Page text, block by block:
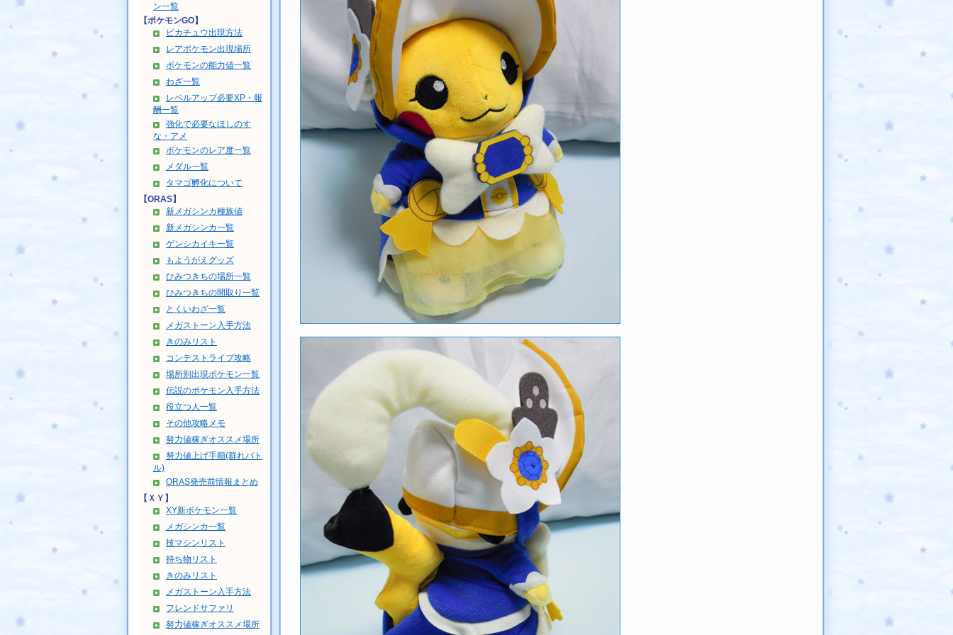
ン一覧
【ポケモンGO】
ピカチュウ出現方法
レアポケモン出現場所
ポケモンの能力値一覧
わざ一覧
レベルアップ必要XP・報
酬一覧
強化で必要なほしのす
な・アメ
ポケモンのレア度一覧
メダル一覧
タマゴ孵化について
【ORAS】
新メガシンカ種族値
新メガシンカ一覧
ゲンシカイキ一覧
もようがえグッズ
ひみつきちの場所一覧
ひみつきちの間取り一覧
とくいわざ一覧
メガストーン入手方法
きのみリスト
コンテストライブ攻略
場所別出現ポケモン一覧
伝説のポケモン入手方法
役立つ人一覧
その他攻略メモ
努力値稼ぎオススメ場所
努力値上げ手順(群れバト
ル)
ORAS発売前情報まとめ
【ＸＹ】
XY新ポケモン一覧
メガシンカ一覧
技マシンリスト
持ち物リスト
きのみリスト
メガストーン入手方法
フレンドサファリ
努力値稼ぎオススメ場所